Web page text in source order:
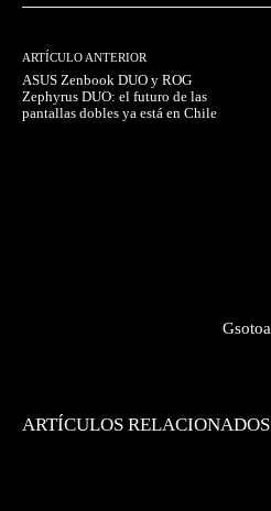
ARTÍCULO ANTERIOR
ASUS Zenbook DUO y ROG
Zephyrus DUO: el futuro de las
pantallas dobles ya está en Chile
Gsotoa
ARTÍCULOS RELACIONADOS